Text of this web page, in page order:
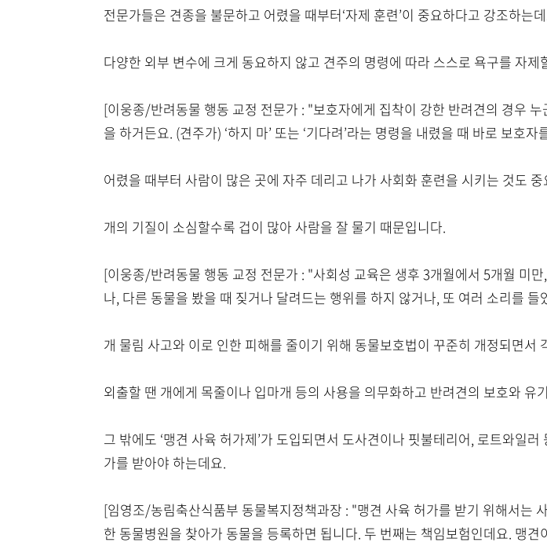
전문가들은 견종을 불문하고 어렸을 때부터‘자제 훈련’이 중요하다고 강조하는
다양한 외부 변수에 크게 동요하지 않고 견주의 명령에 따라 스스로 욕구를 자제
[이웅종/반려동물 행동 교정 전문가 : "보호자에게 집착이 강한 반려견의 경우
을 하거든요. (견주가) ‘하지 마’ 또는 ‘기다려’라는 명령을 내렸을 때 바로 보호
어렸을 때부터 사람이 많은 곳에 자주 데리고 나가 사회화 훈련을 시키는 것도
개의 기질이 소심할수록 겁이 많아 사람을 잘 물기 때문입니다.
[이웅종/반려동물 행동 교정 전문가 : "사회성 교육은 생후 3개월에서 5개월 미
나, 다른 동물을 봤을 때 짖거나 달려드는 행위를 하지 않거나, 또 여러 소리를
개 물림 사고와 이로 인한 피해를 줄이기 위해 동물보호법이 꾸준히 개정되면서
외출할 땐 개에게 목줄이나 입마개 등의 사용을 의무화하고 반려견의 보호와 유
그 밖에도 ‘맹견 사육 허가제’가 도입되면서 도사견이나 핏불테리어, 로트와일
가를 받아야 하는데요.
[임영조/농림축산식품부 동물복지정책과장 : "맹견 사육 허가를 받기 위해서는
한 동물병원을 찾아가 동물을 등록하면 됩니다. 두 번째는 책임보험인데요. 맹